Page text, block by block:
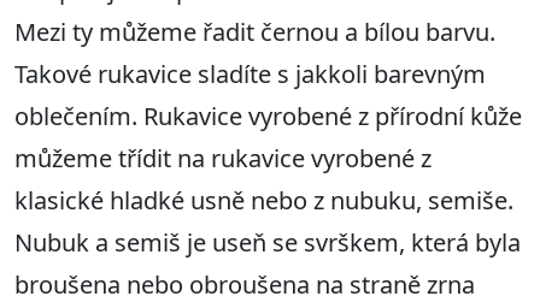
Mezi ty můžeme řadit černou a bílou barvu.
Takové rukavice sladíte s jakkoli barevným
oblečením. Rukavice vyrobené z přírodní kůže
můžeme třídit na rukavice vyrobené z
klasické hladké usně nebo z nubuku, semiše.
Nubuk a semiš je useň se svrškem, která byla
broušena nebo obroušena na straně zrna